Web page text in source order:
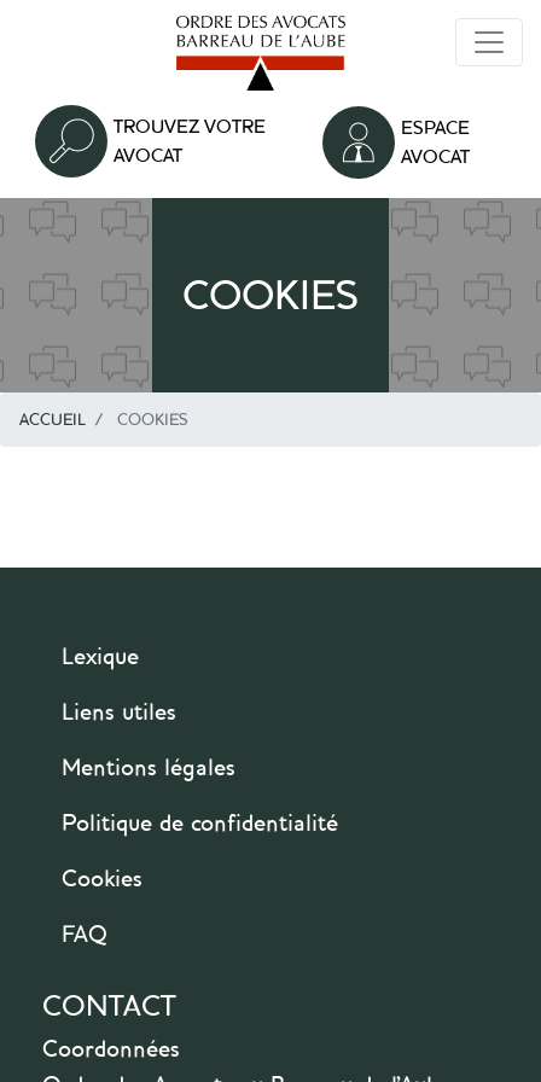
principal
TROUVEZ VOTRE
AVOCAT
ESPACE
AVOCAT
COOKIES
ACCUEIL COOKIES
Lexique
Liens utiles
Mentions légales
Politique de confidentialité
Cookies
FAQ
CONTACT
Coordonnées